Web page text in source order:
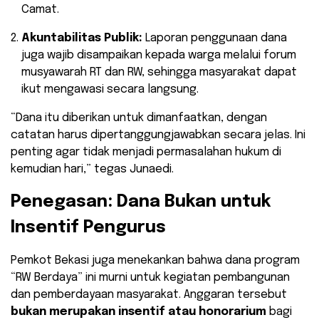
Camat.
Akuntabilitas Publik: Laporan penggunaan dana
juga wajib disampaikan kepada warga melalui forum
musyawarah RT dan RW, sehingga masyarakat dapat
ikut mengawasi secara langsung.
“Dana itu diberikan untuk dimanfaatkan, dengan
catatan harus dipertanggungjawabkan secara jelas. Ini
penting agar tidak menjadi permasalahan hukum di
kemudian hari,” tegas Junaedi.
Penegasan: Dana Bukan untuk
Insentif Pengurus
Pemkot Bekasi juga menekankan bahwa dana program
“RW Berdaya” ini murni untuk kegiatan pembangunan
dan pemberdayaan masyarakat. Anggaran tersebut
bukan merupakan insentif atau honorarium bagi